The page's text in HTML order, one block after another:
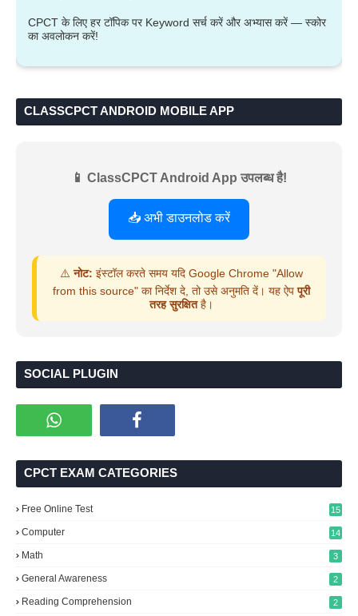
CPCT के लिए हर टॉपिक पर Keyword सर्च करें और अभ्यास करें — स्कोर
का अवलोकन करें!
CLASSCPCT ANDROID MOBILE APP
📱 ClassCPCT Android App उपलब्ध है!
📥 अभी डाउनलोड करें
⚠️नोट: इंस्टॉल करते समय यदि Google Chrome "Allow
from this source" का निर्देश दे, तो उसे अनुमति दें। यह ऐपपूरी
तरह सुरक्षितहै।
SOCIAL PLUGIN
CPCT EXAM CATEGORIES
Free Online Test 15
Computer 14
Math 3
General Awareness 2
Reading Comprehension 2